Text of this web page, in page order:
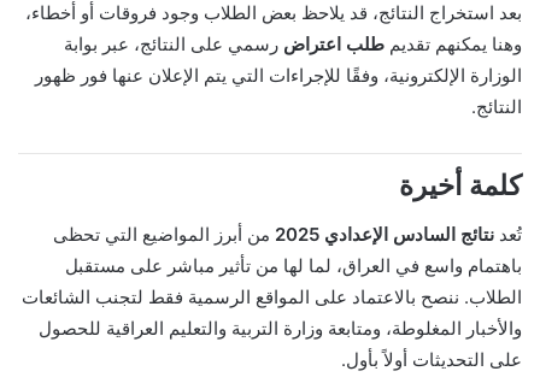
بعد استخراج النتائج، قد يلاحظ بعض الطلاب وجود فروقات أو أخطاء،
وهنا يمكنهم تقديم طلب اعتراض رسمي على النتائج، عبر بوابة
الوزارة الإلكترونية، وفقًا للإجراءات التي يتم الإعلان عنها فور ظهور
النتائج.
كلمة أخيرة
تُعد نتائج السادس الإعدادي 2025
من أبرز المواضيع التي تحظى
باهتمام واسع في العراق، لما لها من تأثير مباشر على مستقبل
الطلاب. ننصح بالاعتماد على المواقع الرسمية فقط لتجنب الشائعات
والأخبار المغلوطة، ومتابعة وزارة التربية والتعليم العراقية للحصول
على التحديثات أولاً بأول.